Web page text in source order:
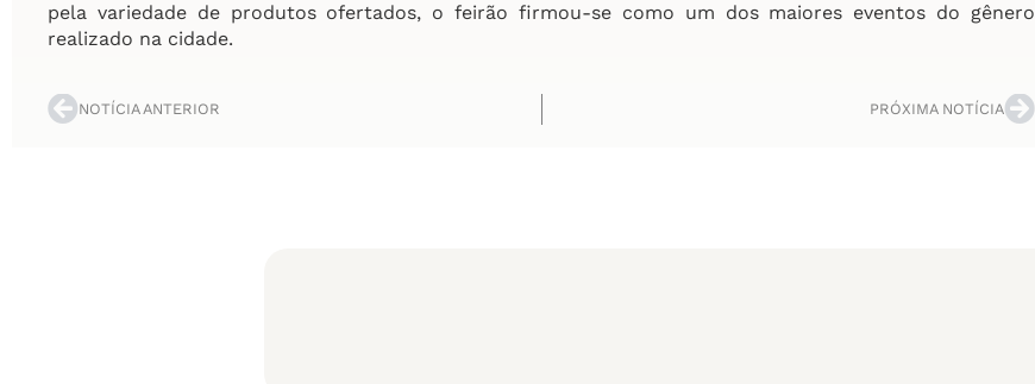
pela variedade de produtos ofertados, o feirão firmou-se como um dos maiores eventos do gênero
realizado na cidade.
NOTÍCIA ANTERIOR PRÓXIMA NOTÍCIA